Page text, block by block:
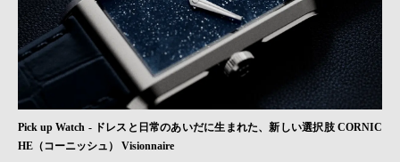
Pick up Watch - ドレスと日常のあいだに生まれた、新しい選択肢 CORNIC
HE（コーニッシュ） Visionnaire